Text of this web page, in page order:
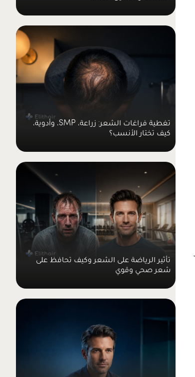
تغطية فراغات الشعر: زراعة، SMP، وأدوية،
كيف تختار الأنسب؟
تأثير الرياضة على الشعر وكيف تحافظ على
شعر صحي وقوي